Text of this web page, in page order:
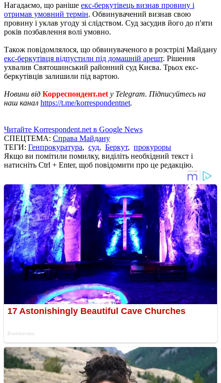
Нагадаємо, що раніше екс-беркутівець визнав провину і
отримав умовний термін. Обвинувачений визнав свою
провину і уклав угоду зі слідством. Суд засудив його до п'яти
років позбавлення волі умовно.
Також повідомлялося, що обвинуваченого в розстрілі Майдану
екс-беркутівця відпустили під домашній арешт. Рішення
ухвалив Святошинський районний суд Києва. Трьох екс-
беркутівців залишили під вартою.
Новини від Корреспондент.net у Telegram. Підписуйтесь на
наш канал https://t.me/korrespondentnet.
Читайте Korrespondent.net в Google News
СПЕЦТЕМА: Справа Майдану
ТЕГИ: Генпрокуратура, суд, Беркут, прокуроры
Якщо ви помітили помилку, виділіть необхідний текст і
натисніть Ctrl + Enter, щоб повідомити про це редакцію.